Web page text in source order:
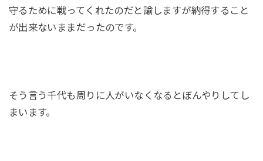
守るために戦ってくれたのだと諭しますが納得すること
が出来ないままだったのです。
そう言う千代も周りに人がいなくなるとぼんやりしてし
まいます。